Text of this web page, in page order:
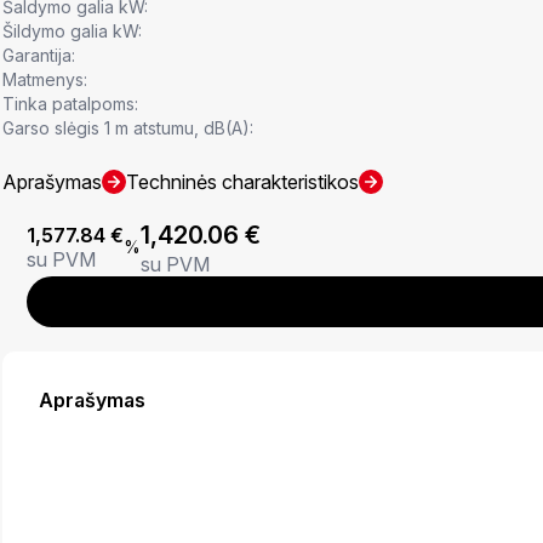
Šaldymo galia kW:
Šildymo galia kW:
Garantija:
Matmenys:
Tinka patalpoms:
Garso slėgis 1 m atstumu, dB(A):
Aprašymas Techninės charakteristikos
1,577.84 €
su PVM
%1,420.06 €
su PVM
Aprašymas